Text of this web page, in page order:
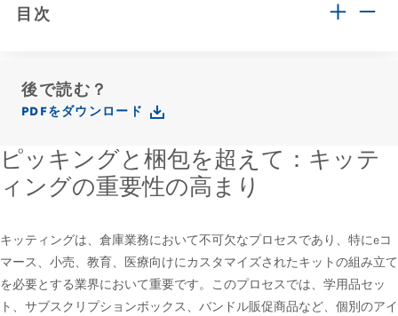
目次
後で読む？
PDFをダウンロード
ピッキングと梱包を超えて：キッテ
ィングの重要性の高まり
キッティングは、倉庫業務において不可欠なプロセスであり、特にeコ
マース、小売、教育、医療向けにカスタマイズされたキットの組み立て
を必要とする業界において重要です。このプロセスでは、学用品セッ
ト、サブスクリプションボックス、バンドル販促商品など、個別のアイ